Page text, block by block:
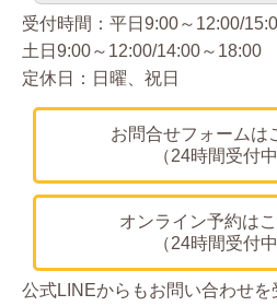
受付時間：平日9:00～12:00/
土日9:00～12:00/14:00～18:00
定休日：日曜、祝日
お問合せフォームは
（24時間受付中
オンライン予約は
（24時間受付中
公式LINEからもお問い合わせを